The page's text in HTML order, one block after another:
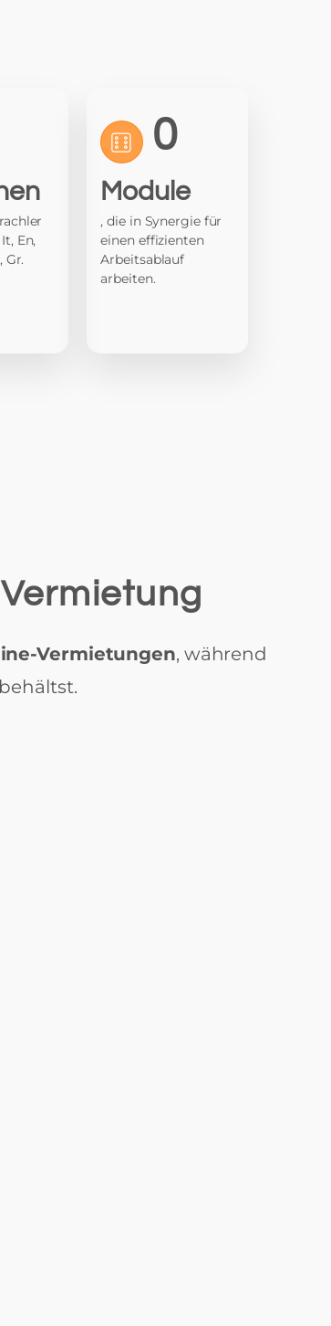
En,
Gr.
0
Module
, die in Synergie für
einen effizienten
Arbeitsablauf
arbeiten.
Vermietungen, während
behältst.